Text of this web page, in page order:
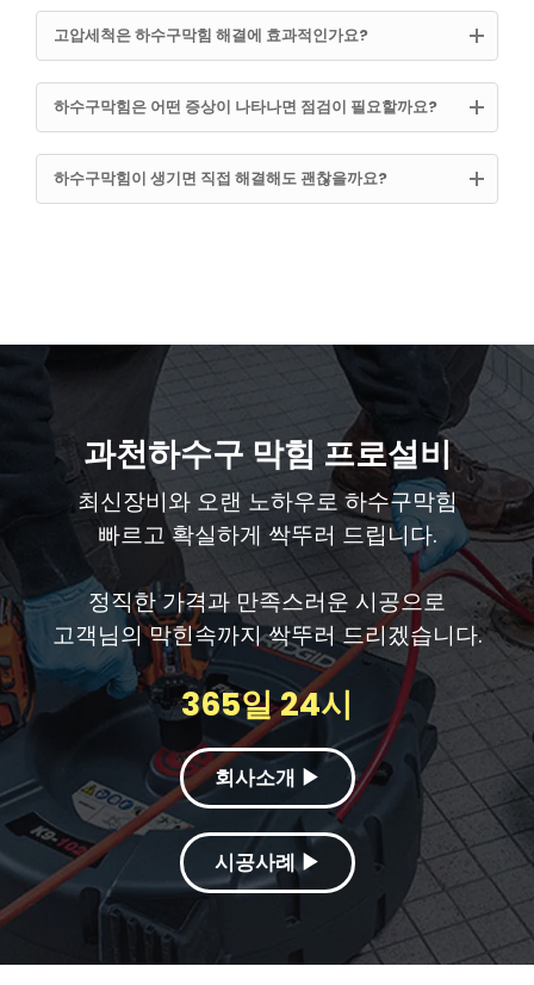
고압세척은 하수구막힘 해결에 효과적인가요?
하수구막힘은 어떤 증상이 나타나면 점검이 필요할까요?
하수구막힘이 생기면 직접 해결해도 괜찮을까요?
과천하수구 막힘 프로설비
최신장비와 오랜 노하우로 하수구막힘
빠르고 확실하게 싹뚜러 드립니다.
정직한 가격과 만족스러운 시공으로
고객님의 막힌속까지 싹뚜러 드리겠습니다.
365일 24시
회사소개 ▶
시공사례 ▶